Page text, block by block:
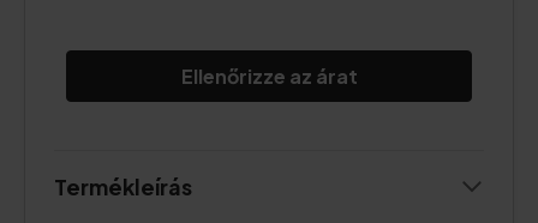
Ellenőrizze az árat
Termékleírás